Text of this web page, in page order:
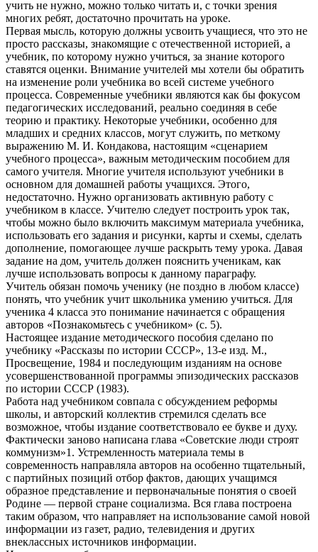
учить не нужно, можно только читать и, с точки зрения
многих ребят, достаточно прочитать на уроке.
Первая мысль, которую должны усвоить учащиеся, что это не
просто рассказы, знакомящие с отечественной историей, а
учебник, по которому нужно учиться, за знание которого
ставятся оценки. Внимание учителей мы хотели бы обратить
на изменение роли учебника во всей системе учебного
процесса. Современные учебники являются как бы фокусом
педагогических исследований, реально соединяя в себе
теорию и практику. Некоторые учебники, особенно для
младших и средних классов, могут служить, по меткому
выражению М. И. Кондакова, настоящим «сценарием
учебного процесса», важным методическим пособием для
самого учителя. Многие учителя используют учебники в
основном для домашней работы учащихся. Этого,
недостаточно. Нужно организовать активную работу с
учебником в классе. Учителю следует построить урок так,
чтобы можно было включить максимум материала учебника,
использовать его задания и рисунки, карты и схемы, сделать
дополнение, помогающее лучше раскрыть тему урока. Давая
задание на дом, учитель должен пояснить ученикам, как
лучше использовать вопросы к данному параграфу.
Учитель обязан помочь ученику (не поздно в любом классе)
понять, что учебник учит школьника умению учиться. Для
ученика 4 класса это понимание начинается с обращения
авторов «Познакомьтесь с учебником» (с. 5).
Настоящее издание методического пособия сделано по
учебнику «Рассказы по истории СССР», 13-е изд. М.,
Просвещение, 1984 и последующим изданиям на основе
усовершенствованной программы эпизодических рассказов
по истории СССР (1983).
Работа над учебником совпала с обсуждением реформы
школы, и авторский коллектив стремился сделать все
возможное, чтобы издание соответствовало ее букве и духу.
Фактически заново написана глава «Советские люди строят
коммунизм»1. Устремленность материала темы в
современность направляла авторов на особенно тщательный,
с партийных позиций отбор фактов, дающих учащимся
образное представление и первоначальные понятия о своей
Родине — первой стране социализма. Вся глава построена
таким образом, что направляет на использование самой новой
информации из газет, радио, телевидения и других
внеклассных источников информации.